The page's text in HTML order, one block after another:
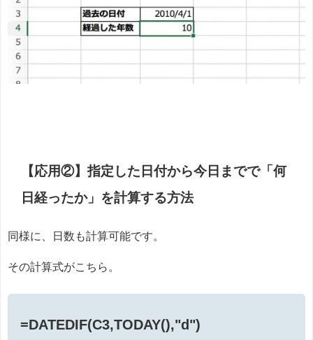
【応用②】指定した日付から今日までで「何
日経ったか」を計算する方法
同様に、日数も計算可能です。
その計算式がこちら。
=DATEDIF(C3,TODAY(),"d")